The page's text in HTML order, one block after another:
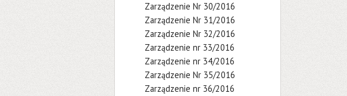
Zarządzenie Nr 30/2016
Zarządzenie Nr 31/2016
Zarządzenie Nr 32/2016
Zarządzenie nr 33/2016
Zarządzenie nr 34/2016
Zarządzenie Nr 35/2016
Zarządzenie nr 36/2016